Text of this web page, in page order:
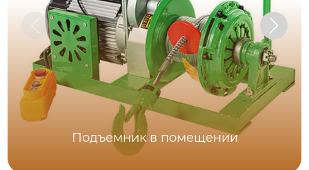
Подъемник в помещении